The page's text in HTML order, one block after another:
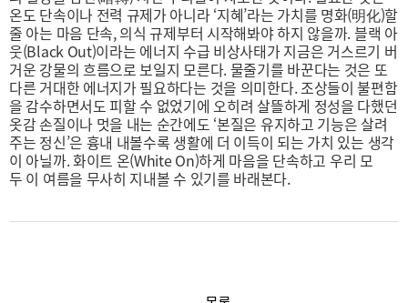
온도 단속이나 전력 규제가 아니라 ‘지혜’라는 가치를 명화(明化)할
줄 아는 마음 단속, 의식 규제부터 시작해봐야 하지 않을까. 블랙 아
웃(Black Out)이라는 에너지 수급 비상사태가 지금은 거스르기 버
거운 강물의 흐름으로 보일지 모른다. 물줄기를 바꾼다는 것은 또
다른 거대한 에너지가 필요하다는 것을 의미한다. 조상들이 불편함
을 감수하면서도 피할 수 없었기에 오히려 살뜰하게 정성을 다했던
옷감 손질이나 멋을 내는 순간에도 ‘본질은 유지하고 기능은 살려
주는 정신’은 흉내 내볼수록 생활에 더 이득이 되는 가치 있는 생각
이 아닐까. 화이트 온(White On)하게 마음을 단속하고 우리 모
두 이 여름을 무사히 지내볼 수 있기를 바래본다.